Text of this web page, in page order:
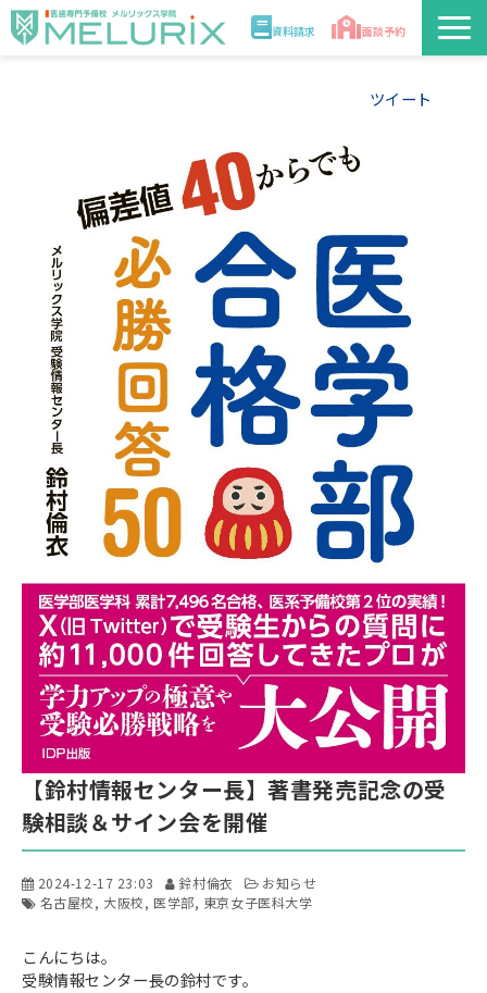
資料請求 面談予約
合格実績・合格体験記
医学部解答速報2026
ツイート
【鈴村情報センター長】著書発売記念の受
験相談＆サイン会を開催
2024-12-17 23:03 鈴村倫衣
お知らせ
名古屋校
大阪校 医学部 東京女子医科大学
こんにちは。
受験情報センター長の鈴村です。